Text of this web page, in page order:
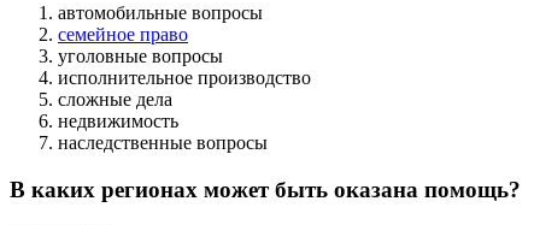
автомобильные вопросы
семейное право
уголовные вопросы
исполнительное производство
сложные дела
недвижимость
наследственные вопросы
В каких регионах может быть оказана помощь?